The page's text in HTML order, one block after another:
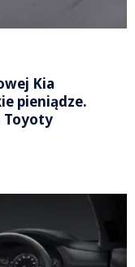
Kia
pieniądze.
Toyoty